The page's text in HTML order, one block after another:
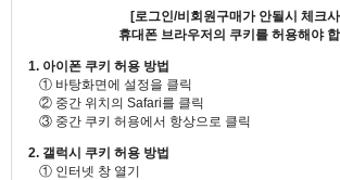
[로그인/비회원구매가 안될시 체크
휴대폰 브라우저의 쿠키를 허용해야
1. 아이폰 쿠키 허용 방법
① 바탕화면에 설정을 클릭
② 중간 위치의 Safari를 클릭
③ 중간 쿠키 허용에서 항상으로 클릭
2. 갤럭시 쿠키 허용 방법
① 인터넷 창 열기